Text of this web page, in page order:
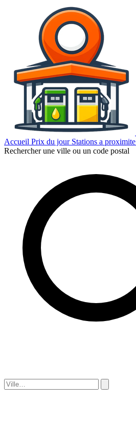
Accueil Prix du jour Stations a proximite
Rechercher une ville ou un code postal